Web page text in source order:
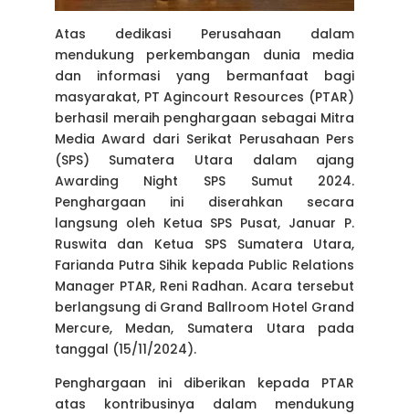
Atas dedikasi Perusahaan dalam
mendukung perkembangan dunia media
dan informasi yang bermanfaat bagi
masyarakat, PT Agincourt Resources (PTAR)
berhasil meraih penghargaan sebagai Mitra
Media Award dari Serikat Perusahaan Pers
(SPS) Sumatera Utara dalam ajang
Awarding Night SPS Sumut 2024.
Penghargaan ini diserahkan secara
langsung oleh Ketua SPS Pusat, Januar P.
Ruswita dan Ketua SPS Sumatera Utara,
Farianda Putra Sihik kepada Public Relations
Manager PTAR, Reni Radhan. Acara tersebut
berlangsung di Grand Ballroom Hotel Grand
Mercure, Medan, Sumatera Utara pada
tanggal (15/11/2024).
Penghargaan ini diberikan kepada PTAR
atas kontribusinya dalam mendukung